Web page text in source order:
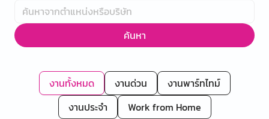
ค้นหา
งานทั้งหมด งานด่วน
งานพาร์ทไทม์
งานประจำ
Work from Home